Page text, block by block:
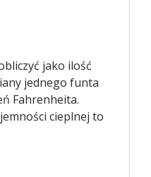
jako ilość
jednego funta
Fahrenheita.
cieplnej to